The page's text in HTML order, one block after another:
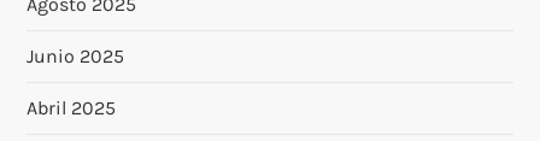
Junio 2025
Abril 2025